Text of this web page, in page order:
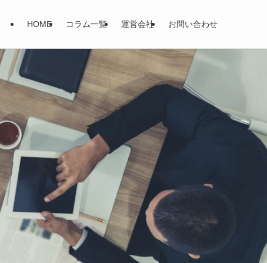
HOME コラム一覧 運営会社 お問い合わせ